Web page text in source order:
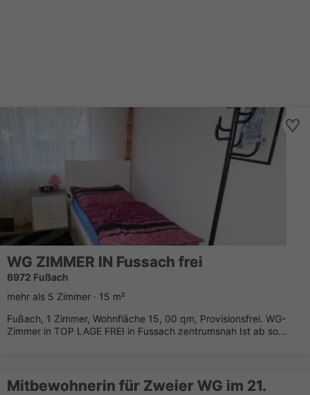
WG ZIMMER IN Fussach frei
6972 Fußach
mehr als 5 Zimmer · 15 m²
Fußach, 1 Zimmer, Wohnfläche 15, 00 qm, Provisionsfrei. WG-
Zimmer in TOP LAGE FREI in Fussach zentrumsnah Ist ab so...
Mitbewohnerin für Zweier WG im 21.